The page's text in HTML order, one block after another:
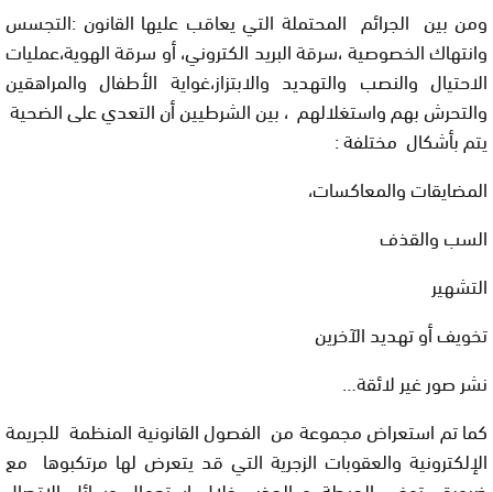
ومن بين الجرائم المحتملة التي يعاقب عليها القانون :التجسس
وانتهاك الخصوصية ،سرقة البريد الكتروني، أو سرقة الهوية،عمليات
الاحتيال والنصب والتهديد والابتزاز،غواية الأطفال والمراهقين
والتحرش بهم واستغلالهم ، بين الشرطيين أن التعدي على الضحية
يتم بأشكال مختلفة :
المضايقات والمعاكسات،
السب والقذف
التشهير
تخويف أو تهديد الآخرين
نشر صور غير لائقة…
كما تم استعراض مجموعة من الفصول القانونية المنظمة للجريمة
الإلكترونية والعقوبات الزجرية التي قد يتعرض لها مرتكبوها مع